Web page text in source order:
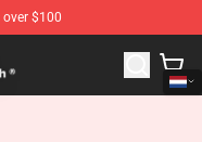
$100
Merchandise Shop